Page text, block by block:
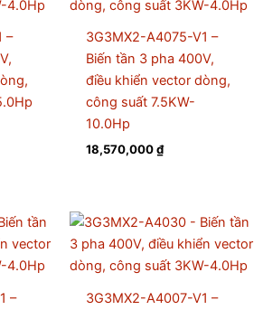
–
3G3MX2-A4075-V1 –
Biến tần 3 pha 400V,
điều khiển vector dòng,
công suất 7.5KW-
10.0Hp
18,570,000₫
–
3G3MX2-A4007-V1 –